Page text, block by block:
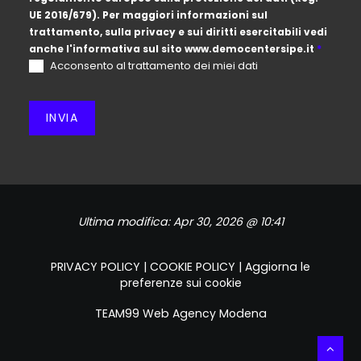
UE 2016/679). Per maggiori informazioni sul
trattamento, sulla privacy e sui diritti esercitabili vedi
anche l'informativa sul sito www.democentersipe.it *
Acconsento al trattamento dei miei dati
INVIA
Ultima modifica:Apr 30, 2026 @ 10:41
PRIVACY POLICY | COOKIE POLICY | Aggiorna le
preferenze sui cookie
TEAM99 Web Agency Modena